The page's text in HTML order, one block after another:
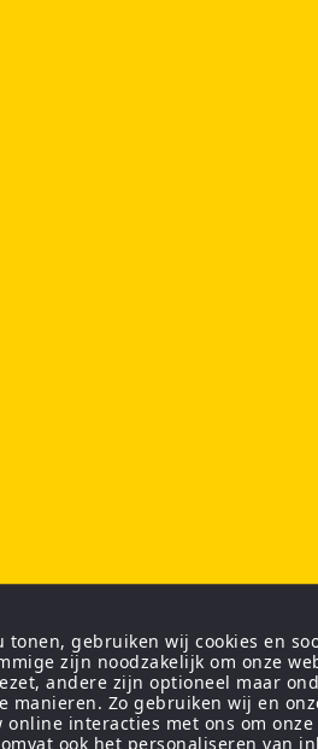
gebruiken wij cookies en
zijn noodzakelijk om onze
andere zijn optioneel maar
manieren. Zo gebruiken wij en
interacties met ons om
ook het personaliseren van